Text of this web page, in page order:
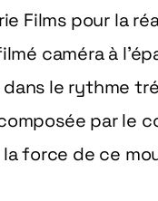
Films pour la
caméra à
le rythme
par le
force de ce